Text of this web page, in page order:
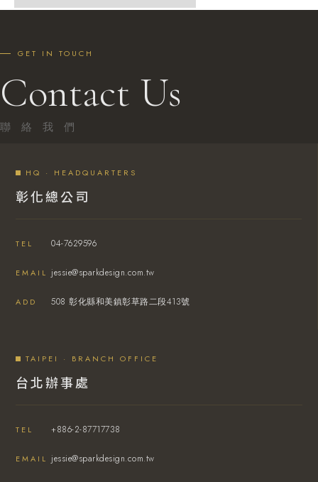
GET IN TOUCH
Contact Us
聯 絡 我 們
HQ · HEADQUARTERS
彰化總公司
TEL 04-7629596
EMAIL jessie@sparkdesign.com.tw
ADD 508 彰化縣和美鎮彰草路二段413號
TAIPEI · BRANCH OFFICE
台北辦事處
TEL +886-2-87717738
EMAIL jessie@sparkdesign.com.tw